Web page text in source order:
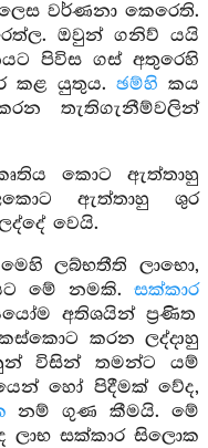
වර්ණනා කෙරෙති.
ඔවුන් ගනිව් යයි
පිවිස ගස් අතුරෙහි
කළ යුතුය. ඡම්හි කය
තැතිගැනීම්වලින්
කොට ඇත්තාහු
ඇත්තාහු ශුර
වෙයි.
ලබ්භතීති ලාභො,
මේ නමකි. සක්කාර
අතිශයින් ප්‍රණිත
කරන ලද්දාහු
විසින් තමන්ට යම්
හෝ පිදීමක් වේද,
නම් ගුණ කීමයි. මේ
ලාභ සක්කාර සිලොක